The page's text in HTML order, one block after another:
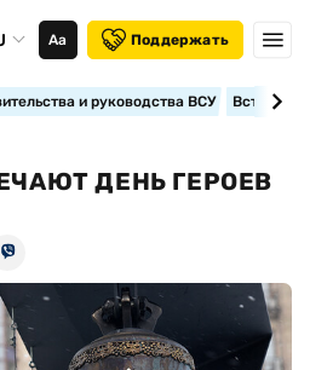
Аа Поддержать
и руководства ВСУ
ДЕНЬ ГЕРОЕВ